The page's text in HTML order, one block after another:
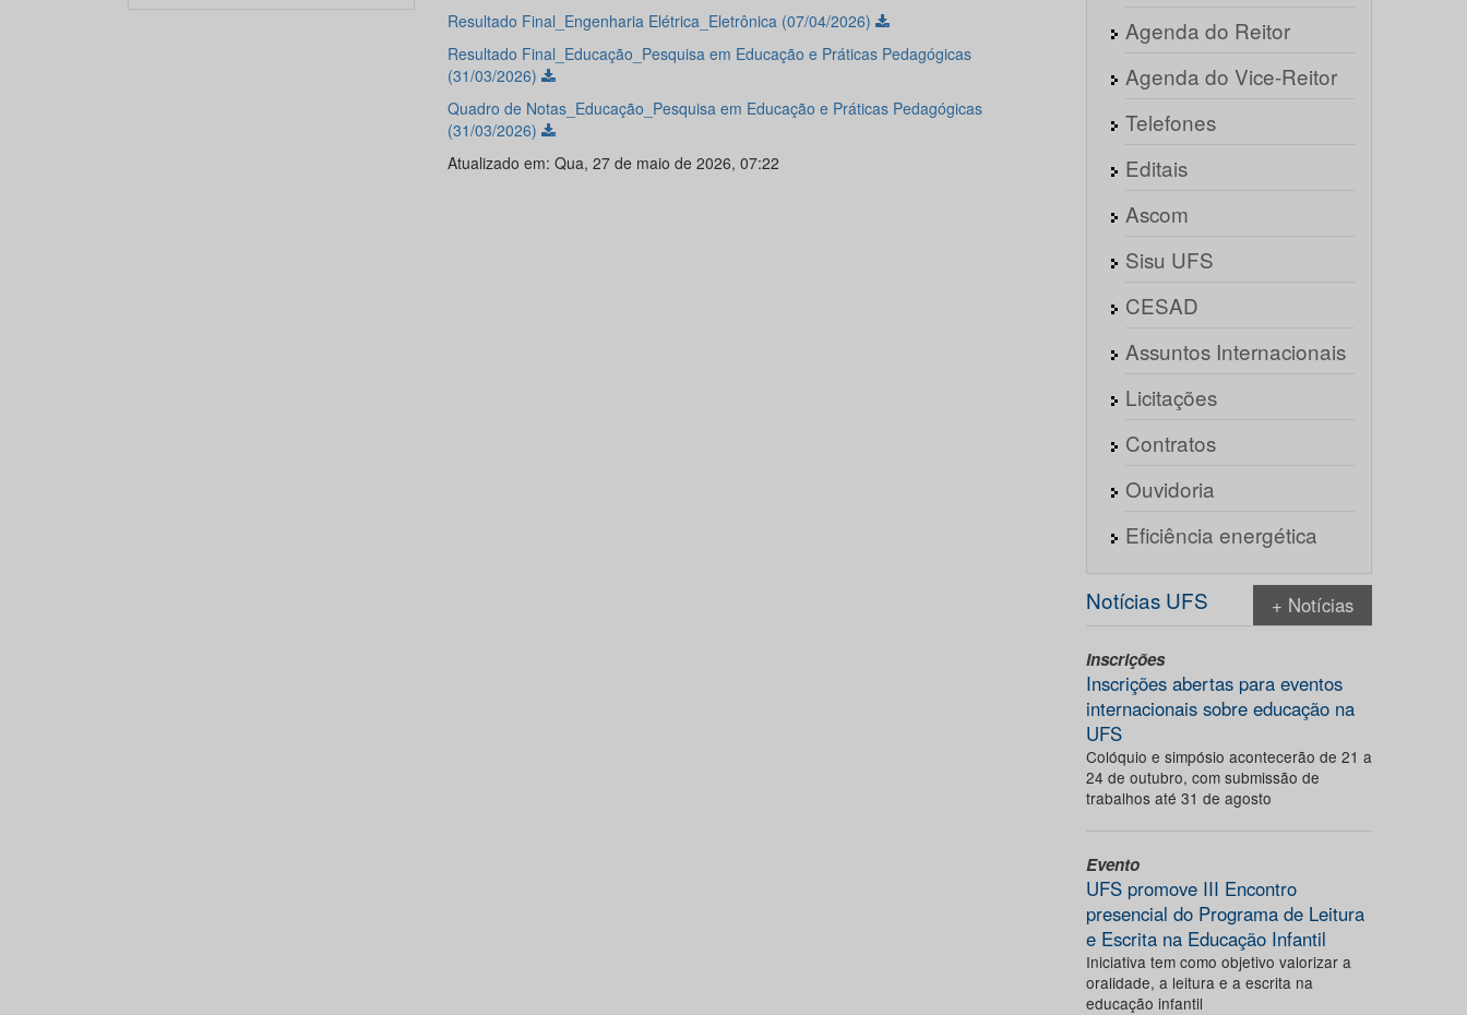
Resultado Final_Engenharia Elétrica_Eletrônica (07/04/2026)
Resultado Final_Educação_Pesquisa em Educação e Práticas Pedagógicas
(31/03/2026)
Quadro de Notas_Educação_Pesquisa em Educação e Práticas Pedagógicas
(31/03/2026)
Atualizado em: Qua, 27 de maio de 2026, 07:22
Agenda do Reitor
Agenda do Vice-Reitor
Telefones
Editais
Ascom
Sisu UFS
CESAD
Assuntos Internacionais
Licitações
Contratos
Ouvidoria
Eficiência energética
Notícias UFS + Notícias
Inscrições
Inscrições abertas para eventos
internacionais sobre educação na
UFS
Colóquio e simpósio acontecerão de 21 a
24 de outubro, com submissão de
trabalhos até 31 de agosto
Evento
UFS promove III Encontro
presencial do Programa de Leitura
e Escrita na Educação Infantil
Iniciativa tem como objetivo valorizar a
oralidade, a leitura e a escrita na
educação infantil